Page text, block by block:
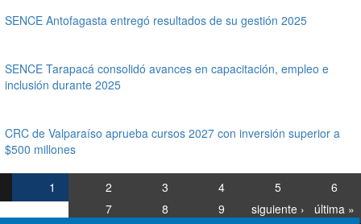
SENCE Antofagasta entregó resultados de su gestión 2025
SENCE Tarapacá consolidó avances en capacitación, empleo e
inclusión durante 2025
CRC de Valparaíso aprueba cursos 2027 con inversión superior a
$500 millones
1 2 3 4 5
6
7
8 9 siguiente › última »